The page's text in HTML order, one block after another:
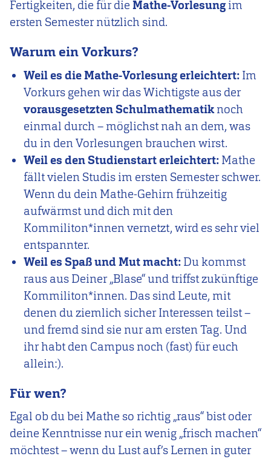
Fertigkeiten, die für die Mathe-Vorlesung im
ersten Semester nützlich sind.
Warum ein Vorkurs?
Weil es die Mathe-Vorlesung erleichtert: Im
Vorkurs gehen wir das Wichtigste aus der
vorausgesetzten Schulmathematiknoch
einmal durch – möglichst nah an dem, was
du in den Vorlesungen brauchen wirst.
Weil es den Studienstart erleichtert: Mathe
fällt vielen Studis im ersten Semester schwer.
Wenn du dein Mathe-Gehirn frühzeitig
aufwärmst und dich mit den
Kommiliton*innen vernetzt, wird es sehr viel
entspannter.
Weil es Spaß und Mut macht: Du kommst
raus aus Deiner „Blase“ und triffst zukünftige
Kommiliton*innen. Das sind Leute, mit
denen du ziemlich sicher Interessen teilst –
und fremd sind sie nur am ersten Tag. Und
ihr habt den Campus noch (fast) für euch
allein:).
Für wen?
Egal ob du bei Mathe so richtig „raus“ bist oder
deine Kenntnisse nur ein wenig „frisch machen“
möchtest – wenn du Lust auf’s Lernen in guter